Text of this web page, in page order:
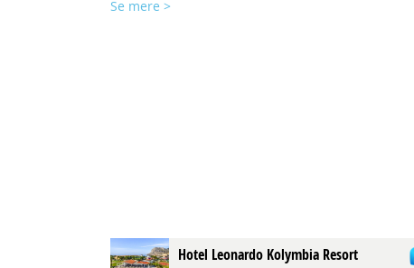
Se mere >
Hotel Leonardo Kolymbia Resort